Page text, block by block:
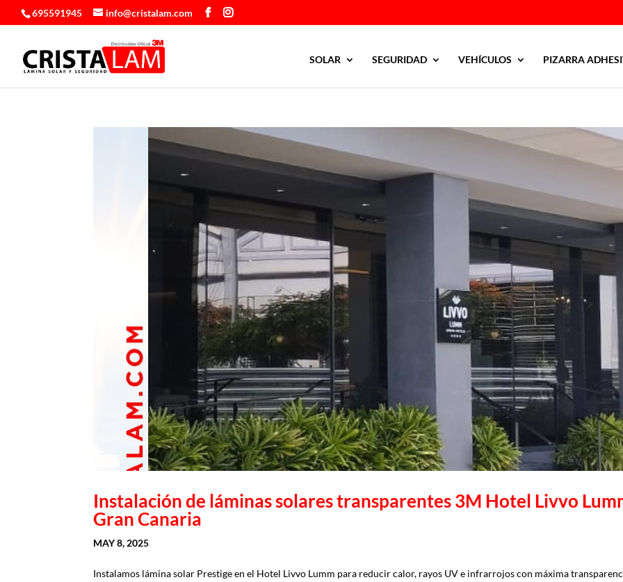
695591945 info@cristalam.com
SOLAR SEGURIDAD VEHÍCULOS PIZARRA
Instalación de láminas solares transparentes 3M Hotel Livvo
Gran Canaria
MAY 8, 2025
Instalamos lámina solar Prestige en el Hotel Livvo Lumm para reducir calor, rayos UV e infrarrojos con máxima